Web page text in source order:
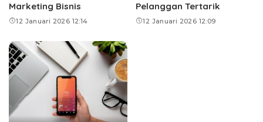
Marketing Bisnis
12 Januari 2026 12:14
Pelanggan Tertarik
12 Januari 2026 12:09